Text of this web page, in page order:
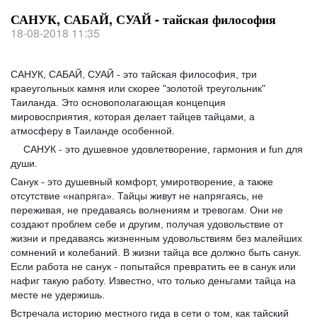
САНУК, САБАЙ, СУАЙ - тайская философия
18-08-2018 11:35
САНУК, САБАЙ, СУАЙ - это тайская философия, три
краеугольных камня или скорее "золотой треугольник"
Таиланда. Это основополагающая концепция
мировосприятия, которая делает тайцев тайцами, а
атмосферу в Таиланде особенной.
САНУК - это душевное удовлетворение, гармония и fun для
души.
Санук - это душевный комфорт, умиротворение, а также
отсутствие «напряга». Тайцы живут не напрягаясь, не
переживая, не предаваясь волнениям и тревогам. Они не
создают проблем себе и другим, получая удовольствие от
жизни и предаваясь жизненным удовольствиям без малейших
сомнений и колебаний. В жизни тайца все должно быть санук.
Если работа не санук - попытайся превратить ее в санук или
нафиг такую работу. Известно, что только деньгами тайца на
месте не удержишь.
Встречала историю местного гида в сети о том, как тайский